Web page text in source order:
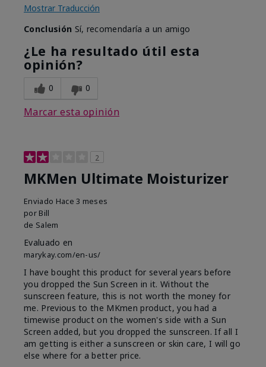
Mostrar Traducción
Conclusión Sí, recomendaría a un amigo
¿Le ha resultado útil esta
opinión?
0 0
Marcar esta opinión
2
MKMen Ultimate Moisturizer
Enviado Hace 3 meses
por Bill
de Salem
Evaluado en
marykay.com/en-us/
I have bought this product for several years before
you dropped the Sun Screen in it. Without the
sunscreen feature, this is not worth the money for
me. Previous to the MKmen product, you had a
timewise product on the women's side with a Sun
Screen added, but you dropped the sunscreen. If all I
am getting is either a sunscreen or skin care, I will go
else where for a better price.